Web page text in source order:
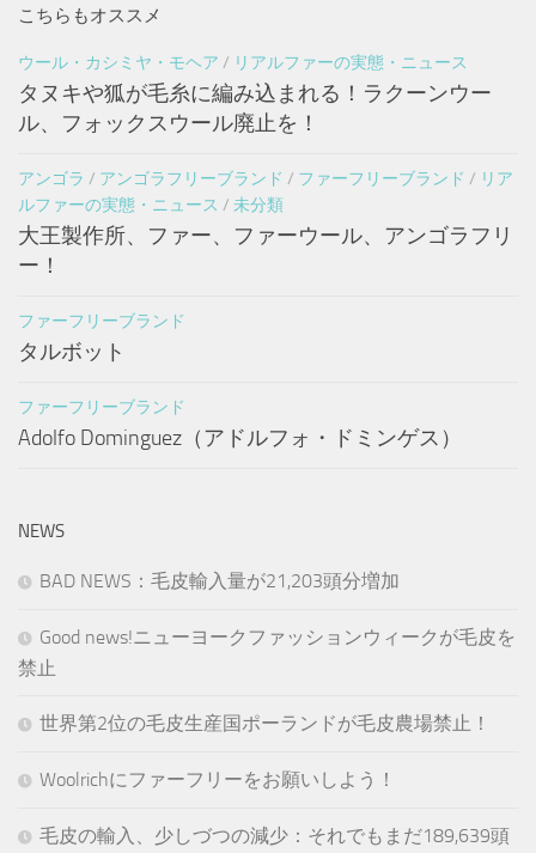
こちらもオススメ
ウール・カシミヤ・モヘア / リアルファーの実態・ニュース
タヌキや狐が毛糸に編み込まれる！ラクーンウー
ル、フォックスウール廃止を！
アンゴラ / アンゴラフリーブランド / ファーフリーブランド / リア
ルファーの実態・ニュース / 未分類
大王製作所、ファー、ファーウール、アンゴラフリ
ー！
ファーフリーブランド
タルボット
ファーフリーブランド
Adolfo Dominguez（アドルフォ・ドミンゲス）
NEWS
BAD NEWS：毛皮輸入量が21,203頭分増加
Good news!ニューヨークファッションウィークが毛皮を
禁止
世界第2位の毛皮生産国ポーランドが毛皮農場禁止！
Woolrichにファーフリーをお願いしよう！
毛皮の輸入、少しづつの減少：それでもまだ189,639頭